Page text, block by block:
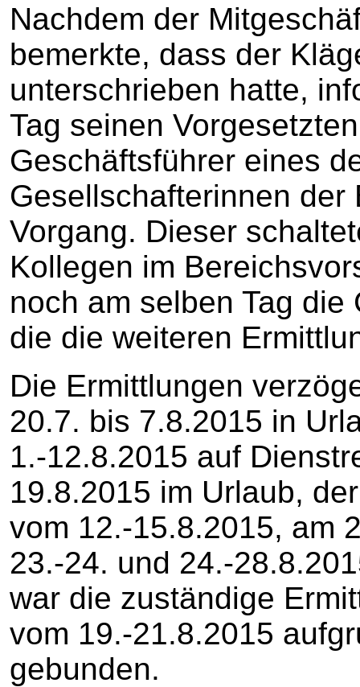
Nachdem der
bemerkte, dass der
unterschrieben hatte,
Tag seinen
Geschäftsführer eines
Gesellschafterinnen der
Vorgang. Dieser
Kollegen im
noch am selben Tag
die die weiteren
Die Ermittlungen
20.7. bis 7.8.2015 in
1.-12.8.2015 auf
19.8.2015 im Urlaub,
vom 12.-15.8.2015, am
23.-24. und 24.-
war die zuständige
vom 19.-21.8.2015
gebunden.